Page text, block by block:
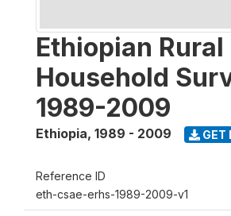
Ethiopian Rural
Household
1989-2009
Ethiopia, 1989 - 2009 GET
Reference ID
eth-csae-erhs-1989-2009-v1